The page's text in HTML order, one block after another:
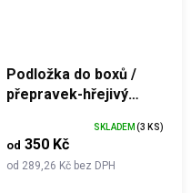
Podložka do boxů /
přepravek-hřejivý
od 289,26 Kč bez DPH
od 350 Kč
SKLADEM (3 KS)